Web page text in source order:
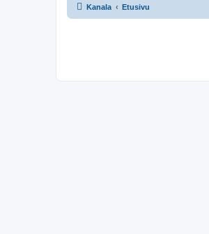
Kanala Etusivu